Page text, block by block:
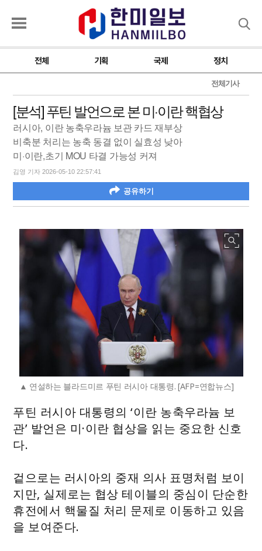
전체 기획 국제 정치
전체기사
[분석] 푸틴 발언으로 본 미·이란 핵협상
러시아, 이란 농축우라늄 보관 카드 재부상
비축분 처리는 농축 동결 없이 실효성 낮아
미·이란,초기 MOU 타결 가능성 커져
김영 기자 2026-05-10 22:57:41
공유하기
연설하는 블라드미르 푸틴 러시아 대통령. [AFP=연합뉴스]
푸틴 러시아 대통령의 ‘이란 농축우라늄 보
관’ 발언은 미·이란 협상을 읽는 중요한 신호
다.
겉으로는 러시아의 중재 의사 표명처럼 보이
지만, 실제로는 협상 테이블의 중심이 단순한
휴전에서 핵물질 처리 문제로 이동하고 있음
을 보여준다.